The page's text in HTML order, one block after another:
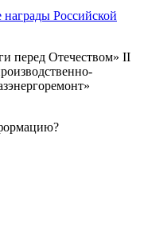
Российской
перед Отечеством» II